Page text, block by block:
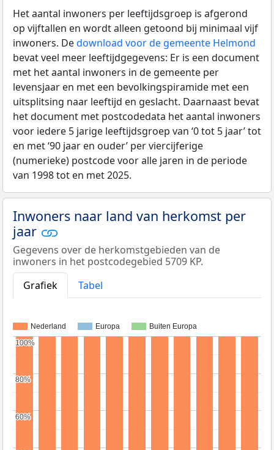
Het aantal inwoners per leeftijdsgroep is afgerond
op vijftallen en wordt alleen getoond bij minimaal vijf
inwoners. Dedownload voor de gemeente Helmond
bevat veel meer leeftijdgegevens: Er is een document
met het aantal inwoners in de gemeente per
levensjaar en met een bevolkingspiramide met een
uitsplitsing naar leeftijd en geslacht. Daarnaast bevat
het document met postcodedata het aantal inwoners
voor iedere 5 jarige leeftijdsgroep van ‘0 tot 5 jaar’ tot
en met ‘90 jaar en ouder’ per viercijferige
(numerieke) postcode voor alle jaren in de periode
van 1998 tot en met 2025.
Inwoners naar land van herkomst per
jaar
Gegevens over de herkomstgebieden van de
inwoners in het postcodegebied 5709 KP.
Grafiek
Tabel
Nederland Europa Buiten Europa
60%
60%
80%
80%
100%
100%